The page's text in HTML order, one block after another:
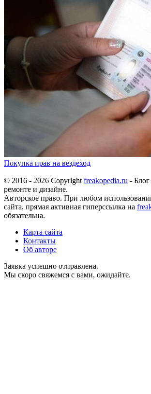
Покупка прав на вездеход
© 2016 - 2026 Copyright freakopedia.ru - Блог
ремонте и дизайне.
Авторское право. При любом
сайта, прямая активная гиперссылка на
обязательна.
Карта сайта
Контакты
Об авторе
Заявка успешно отправлена.
Мы скоро свяжемся с вами, ожидайте.